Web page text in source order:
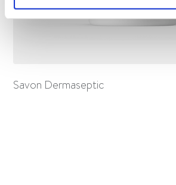
Savon Dermaseptic